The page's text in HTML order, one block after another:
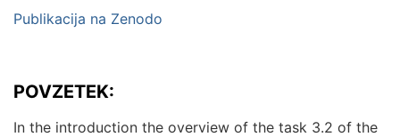
Publikacija na Zenodo
POVZETEK:
In the introduction the overview of the task 3.2 of the